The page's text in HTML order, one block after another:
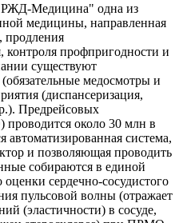
Медицина" одна из
медицины, направленная
продления
контроля профпригодности и
существуют
медосмотры и
(диспансеризация,
Предрейсовых
около 30 млн в
автоматизированная система,
и позволяющая проводить
собираются в единой
сердечно-сосудистого
пульсовой волны (отражает
(эластичности) в сосуде,